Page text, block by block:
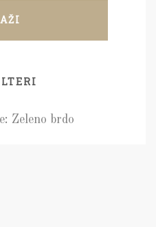
Zeleno brdo